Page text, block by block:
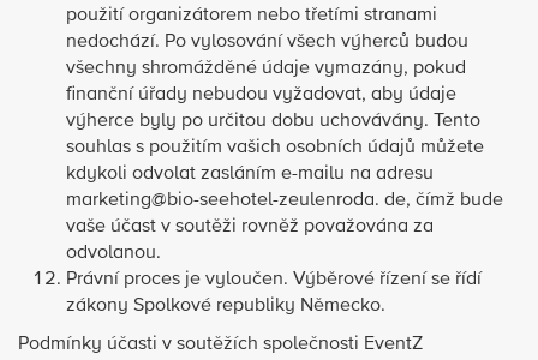
použití organizátorem nebo třetími stranami
nedochází. Po vylosování všech výherců budou
všechny shromážděné údaje vymazány, pokud
finanční úřady nebudou vyžadovat, aby údaje
výherce byly po určitou dobu uchovávány. Tento
souhlas s použitím vašich osobních údajů můžete
kdykoli odvolat zasláním e-mailu na adresu
marketing@bio-seehotel-zeulenroda. de, čímž bude
vaše účast v soutěži rovněž považována za
odvolanou.
Právní proces je vyloučen. Výběrové řízení se řídí
zákony Spolkové republiky Německo.
Podmínky účasti v soutěžích společnosti EventZ